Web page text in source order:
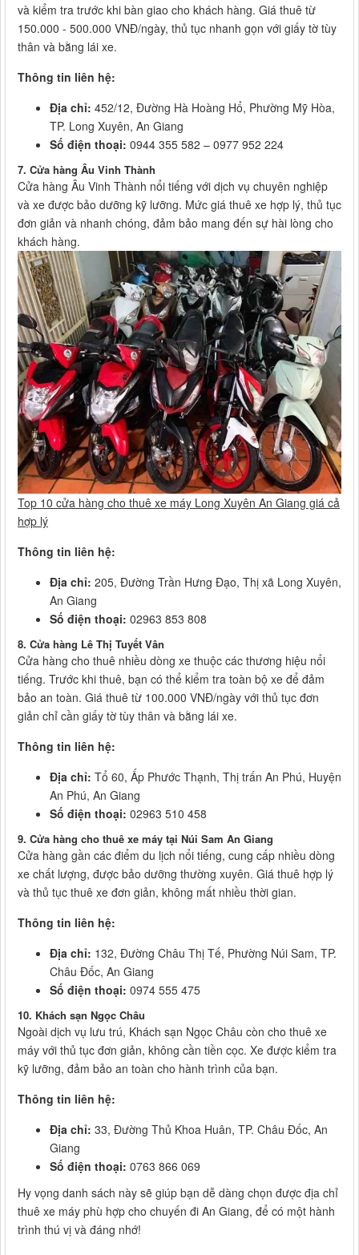
và kiểm tra trước khi bàn giao cho khách hàng. Giá thuê từ
150.000 - 500.000 VNĐ/ngày, thủ tục nhanh gọn với giấy tờ tùy
thân và bằng lái xe.
Thông tin liên hệ:
Địa chỉ: 452/12, Đường Hà Hoàng Hổ, Phường Mỹ Hòa,
TP. Long Xuyên, An Giang
Số điện thoại: 0944 355 582 – 0977 952 224
7. Cửa hàng Âu Vinh Thành
Cửa hàng Âu Vinh Thành nổi tiếng với dịch vụ chuyên nghiệp
và xe được bảo dưỡng kỹ lưỡng. Mức giá thuê xe hợp lý, thủ tục
đơn giản và nhanh chóng, đảm bảo mang đến sự hài lòng cho
khách hàng.
Top 10 cửa hàng cho thuê xe máy Long Xuyên An Giang giá cả
hợp lý
Thông tin liên hệ:
Địa chỉ: 205, Đường Trần Hưng Đạo, Thị xã Long Xuyên,
An Giang
Số điện thoại: 02963 853 808
8. Cửa hàng Lê Thị Tuyết Vân
Cửa hàng cho thuê nhiều dòng xe thuộc các thương hiệu nổi
tiếng. Trước khi thuê, bạn có thể kiểm tra toàn bộ xe để đảm
bảo an toàn. Giá thuê từ 100.000 VNĐ/ngày với thủ tục đơn
giản chỉ cần giấy tờ tùy thân và bằng lái xe.
Thông tin liên hệ:
Địa chỉ: Tổ 60, Ấp Phước Thạnh, Thị trấn An Phú, Huyện
An Phú, An Giang
Số điện thoại: 02963 510 458
9. Cửa hàng cho thuê xe máy tại Núi Sam An Giang
Cửa hàng gần các điểm du lịch nổi tiếng, cung cấp nhiều dòng
xe chất lượng, được bảo dưỡng thường xuyên. Giá thuê hợp lý
và thủ tục thuê xe đơn giản, không mất nhiều thời gian.
Thông tin liên hệ:
Địa chỉ: 132, Đường Châu Thị Tế, Phường Núi Sam, TP.
Châu Đốc, An Giang
Số điện thoại: 0974 555 475
10. Khách sạn Ngọc Châu
Ngoài dịch vụ lưu trú, Khách sạn Ngọc Châu còn cho thuê xe
máy với thủ tục đơn giản, không cần tiền cọc. Xe được kiểm tra
kỹ lưỡng, đảm bảo an toàn cho hành trình của bạn.
Thông tin liên hệ:
Địa chỉ: 33, Đường Thủ Khoa Huân, TP. Châu Đốc, An
Giang
Số điện thoại: 0763 866 069
Hy vọng danh sách này sẽ giúp bạn dễ dàng chọn được địa chỉ
thuê xe máy phù hợp cho chuyến đi An Giang, để có một hành
trình thú vị và đáng nhớ!